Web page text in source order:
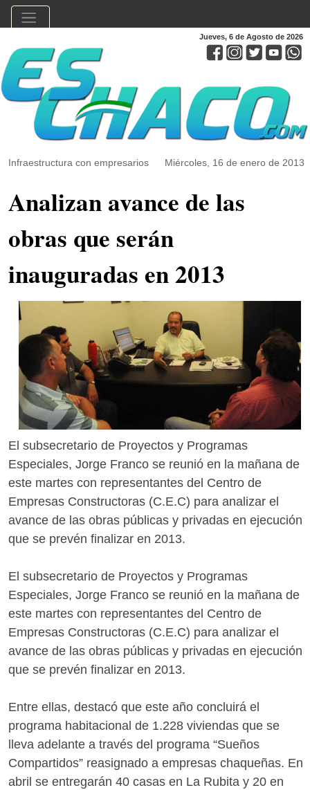
Jueves, 6 de Agosto de 2026
Infraestructura con empresarios Miércoles, 16 de enero de 2013
Analizan avance de las
obras que serán
inauguradas en 2013
El subsecretario de Proyectos y Programas
Especiales, Jorge Franco se reunió en la mañana de
este martes con representantes del Centro de
Empresas Constructoras (C.E.C) para analizar el
avance de las obras públicas y privadas en ejecución
que se prevén finalizar en 2013.
El subsecretario de Proyectos y Programas
Especiales, Jorge Franco se reunió en la mañana de
este martes con representantes del Centro de
Empresas Constructoras (C.E.C) para analizar el
avance de las obras públicas y privadas en ejecución
que se prevén finalizar en 2013.
Entre ellas, destacó que este año concluirá el
programa habitacional de 1.228 viviendas que se
lleva adelante a través del programa “Sueños
Compartidos” reasignado a empresas chaqueñas. En
abril se entregarán 40 casas en La Rubita y 20 en